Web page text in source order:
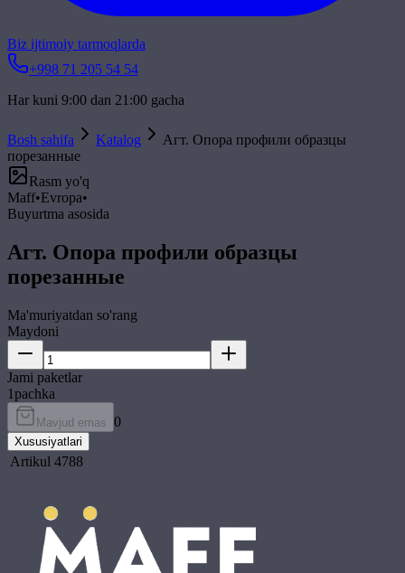
Biz ijtimoiy tarmoqlarda
+998 71 205 54 54
Har kuni 9:00 dan 21:00 gacha
Bosh sahifa Katalog
Агт. Опора профили образцы
порезанные
Rasm yo'q
Maff•Evropa•
Buyurtma asosida
Агт. Опора профили образцы
порезанные
Ma'muriyatdan so'rang
Maydoni
Jami paketlar
1pachka
Mavjud emas 0
Xususiyatlari
Artikul 4788